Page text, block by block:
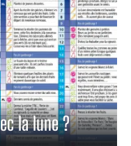
la lune ?